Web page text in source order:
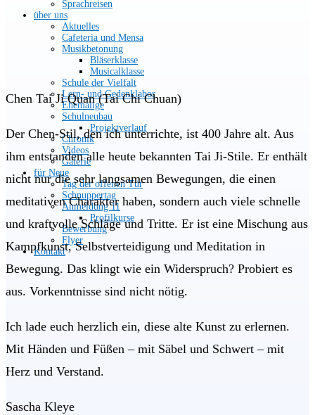
Sprachreisen
über uns
Aktuelles
Cafeteria und Mensa
Musikbetonung
Bläserklasse
Musicalklasse
Schule der Vielfalt
Lern- und Gedenklabor
Ehemalige
Schulneubau
Projektverlauf
Chronik
Videos
Galerie
für Neue
Tag der offenen Tür
Schnuppertag
Anmeldung 11
Profilkurse
Bewerbung
Flyer
Kontakt
Chen Tai Ji Quan (Tai Chi Chuan)
Der Chen-Stil, den ich unterrichte, ist 400 Jahre alt. Aus
ihm entstanden alle heute bekannten Tai Ji-Stile. Er enthält
nicht nur die sehr langsamen Bewegungen, die einen
meditativen Charakter haben, sondern auch viele schnelle
und kraftvolle Schläge und Tritte. Er ist eine Mischung aus
Kampfkunst, Selbstverteidigung und Meditation in
Bewegung. Das klingt wie ein Widerspruch? Probiert es
aus. Vorkenntnisse sind nicht nötig.
Ich lade euch herzlich ein, diese alte Kunst zu erlernen.
Mit Händen und Füßen – mit Säbel und Schwert – mit
Herz und Verstand.
Sascha Kleye